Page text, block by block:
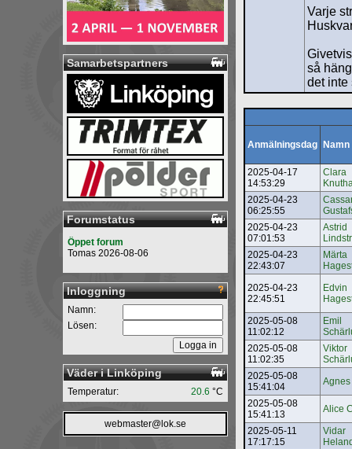
Samarbetspartners
Forumstatus
Öppet forum
Tomas 2026-08-06
Inloggning
Namn:
Lösen:
Väder i Linköping
20.6 °C
Temperatur:
webmaster@lok.se
Varje
så
det inte
Anmälningsdag Namn
2025-04-17
14:53:29
Clara
2025-04-23
06:25:55
2025-04-23
07:01:53
Astrid
2025-04-23
22:43:07
Märta
2025-04-23
22:45:51
Edvin
2025-05-08
11:02:12
Emil
2025-05-08
11:02:35
Viktor
2025-05-08
15:41:04
2025-05-08
15:41:13
Alice
2025-05-11
17:17:15
Vidar